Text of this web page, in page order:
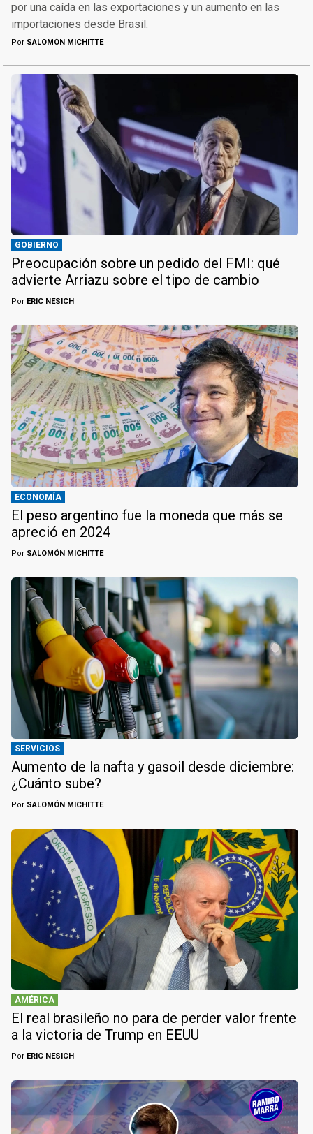
por una caída en las exportaciones y un aumento en las
importaciones desde Brasil.
Por SALOMÓN MICHITTE
GOBIERNO
Preocupación sobre un pedido del FMI: qué
advierte Arriazu sobre el tipo de cambio
Por ERIC NESICH
ECONOMÍA
El peso argentino fue la moneda que más se
apreció en 2024
Por SALOMÓN MICHITTE
SERVICIOS
Aumento de la nafta y gasoil desde diciembre:
¿Cuánto sube?
Por SALOMÓN MICHITTE
AMÉRICA
El real brasileño no para de perder valor frente
a la victoria de Trump en EEUU
Por ERIC NESICH